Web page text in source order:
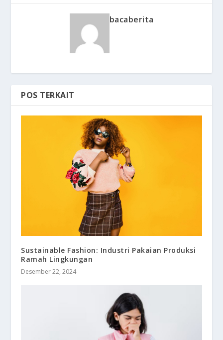
bacaberita
POS TERKAIT
Sustainable Fashion: Industri Pakaian Produksi
Ramah Lingkungan
Desember 22, 2024